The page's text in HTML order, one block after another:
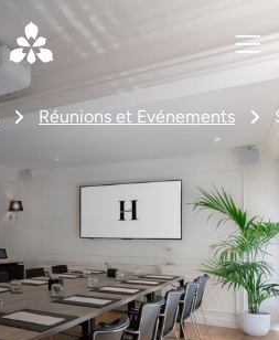
Réunions et Evénements